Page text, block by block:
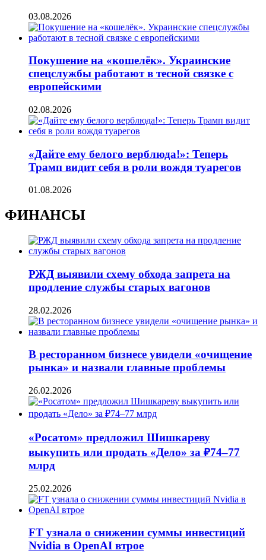
03.08.2026
Покушение на «кошелёк». Украинские
спецслужбы работают в тесной связке с
европейскими
02.08.2026
«Дайте ему белого верблюда!»: Теперь
Трамп видит себя в роли вождя туарегов
01.08.2026
ФИНАНСЫ
РЖД выявили схему обхода запрета на
продление службы старых вагонов
28.02.2026
В ресторанном бизнесе увидели «очищение
рынка» и назвали главные проблемы
26.02.2026
«Росатом» предложил Шишкареву
выкупить или продать «Дело» за ₽74–77
млрд
25.02.2026
FT узнала о снижении суммы инвестиций
Nvidia в OpenAI втрое